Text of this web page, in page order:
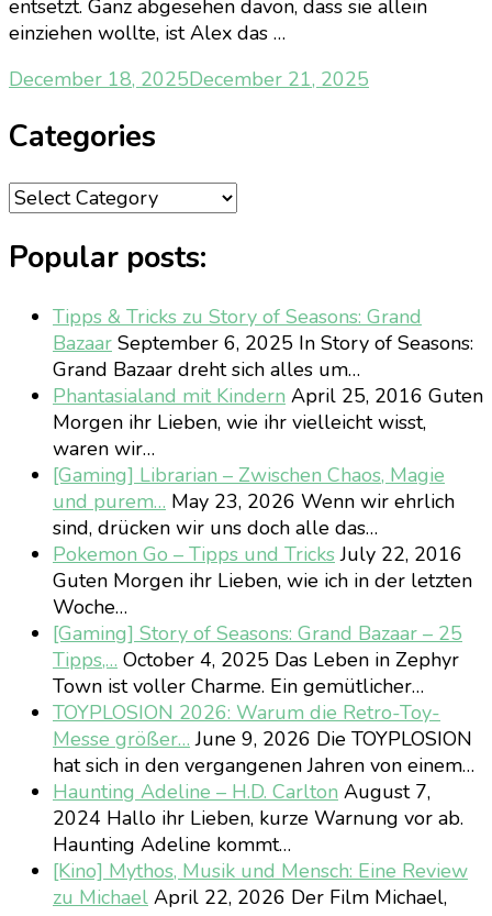
entsetzt. Ganz abgesehen davon, dass sie allein
einziehen wollte, ist Alex das …
December 18, 2025December 21, 2025
Categories
Categories
Popular posts:
Tipps & Tricks zu Story of Seasons: Grand
Bazaar September 6, 2025 In Story of Seasons:
Grand Bazaar dreht sich alles um…
Phantasialand mit Kindern April 25, 2016 Guten
Morgen ihr Lieben, wie ihr vielleicht wisst,
waren wir…
[Gaming] Librarian – Zwischen Chaos, Magie
und purem… May 23, 2026 Wenn wir ehrlich
sind, drücken wir uns doch alle das…
Pokemon Go – Tipps und TricksJuly 22, 2016
Guten Morgen ihr Lieben, wie ich in der letzten
Woche…
[Gaming] Story of Seasons: Grand Bazaar – 25
Tipps,… October 4, 2025 Das Leben in Zephyr
Town ist voller Charme. Ein gemütlicher…
TOYPLOSION 2026: Warum die Retro-Toy-
Messe größer… June 9, 2026 Die TOYPLOSION
hat sich in den vergangenen Jahren von einem…
Haunting Adeline – H.D. Carlton August 7,
2024 Hallo ihr Lieben, kurze Warnung vor ab.
Haunting Adeline kommt…
[Kino] Mythos, Musik und Mensch: Eine Review
zu Michael April 22, 2026 Der Film Michael,